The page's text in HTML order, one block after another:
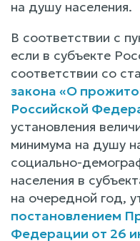
на душу населения.
В соответствии с
если в субъекте
соответствии со
закона «О
Российской
установления
минимума на душу
социально-
населения в
на очередной год,
постановлением
Федерации от 26